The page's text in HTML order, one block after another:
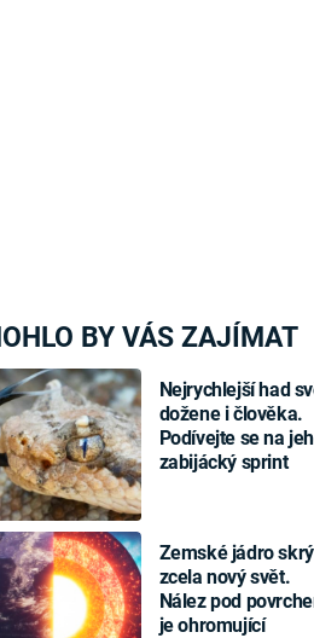
BY VÁS ZAJÍMAT
Nejrychlejší had
dožene i člověka.
Podívejte se na
zabijácký sprint
Zemské jádro
zcela nový svět.
Nález pod
je ohromující